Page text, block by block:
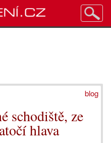
blog
schodiště, ze
hlava